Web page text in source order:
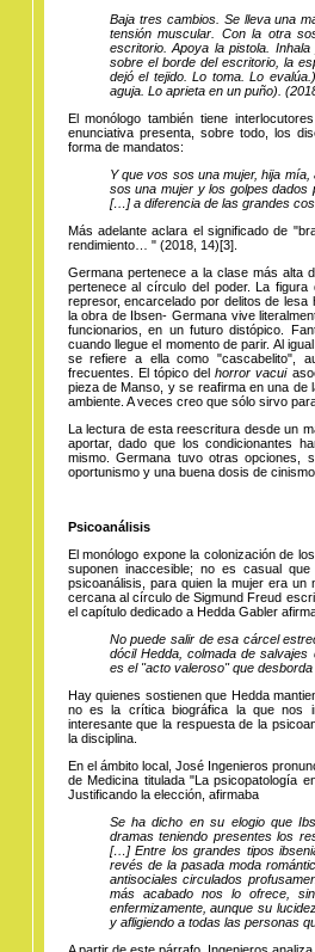
Baja tres cambios. Se lleva una
tensión muscular. Con la otra
escritorio. Apoya la pistola.
sobre el borde del escritorio, la
dejó el tejido. Lo toma. Lo
aguja. Lo aprieta en un puño).
El monólogo también tiene
enunciativa presenta, sobre todo, los
forma de mandatos:
Y que vos sos una mujer, hija
sos una mujer y los golpes dados
[…] a diferencia de las grandes
Más adelante aclara el significado de
rendimiento… " (2018, 14)[3].
Germana pertenece a la clase más alta
pertenece al círculo del poder. La
represor, encarcelado por delitos de
la obra de Ibsen- Germana vive
funcionarios, en un futuro distópico.
cuando llegue el momento de parir. Al
se refiere a ella como "cascabelito",
frecuentes. El tópico delhorror vacui
pieza de Manso, y se reafirma en una de
ambiente. A veces creo que sólo sirvo
La lectura de esta reescritura desde un
aportar, dado que los condicionantes
mismo. Germana tuvo otras opciones,
oportunismo y una buena dosis de
Psicoanálisis
El monólogo expone la colonización de
suponen inaccesible; no es casual
psicoanálisis, para quien la mujer era un
cercana al círculo de Sigmund Freud
el capítulo dedicado a Hedda Gabler
No puede salir de esa cárcel
dócil Hedda, colmada de
es el "acto valeroso" que
Hay quienes sostienen que Hedda
no es la crítica biográfica la que nos
interesante que la respuesta de la
la disciplina.
En el ámbito local, José Ingenieros
de Medicina titulada "La psicopatología
Justificando la elección, afirmaba
Se ha dicho en su elogio que
dramas teniendo presentes los
[…] Entre los grandes tipos
revés de la pasada moda
antisociales circulados
más acabado nos lo ofrece,
enfermizamente, aunque su
y afligiendo a todas las personas
A partir de este párrafo, Ingenieros